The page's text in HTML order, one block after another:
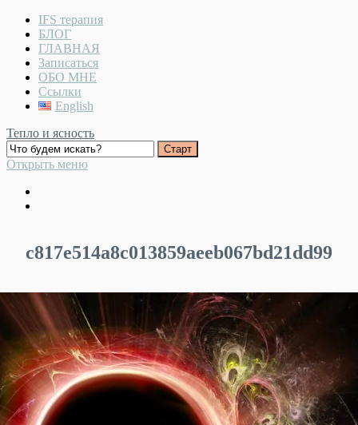
IFS терапия
БЛОГ
ГЛАВНАЯ
Записаться
ОБО МНЕ
Ссылки
English
Тепло и ясность
Открыть меню
c817e514a8c013859aeeb067bd21dd99